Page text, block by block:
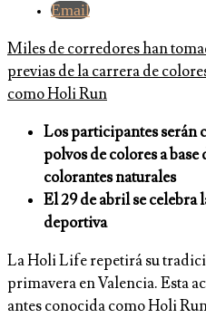
Email
Miles de corredores han
previas de la carrera de
como Holi Run
Los participantes serán
polvos de colores a
colorantes naturales
El 29 de abril se
deportiva
La Holi Life repetirá su
primavera en Valencia. Esta
antes conocida como Holi